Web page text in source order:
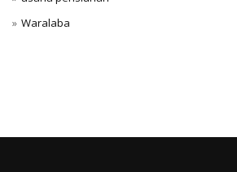
Waralaba